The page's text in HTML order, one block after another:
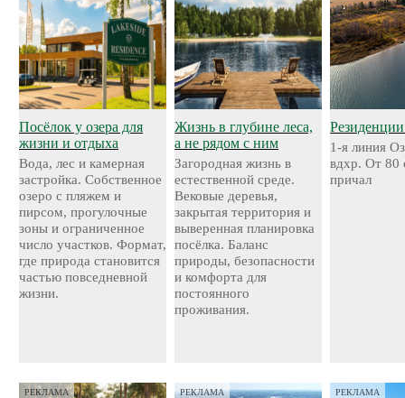
Посёлок у озера для
жизни и отдыха
Вода, лес и камерная
застройка. Собственное
озеро с пляжем и
пирсом, прогулочные
зоны и ограниченное
число участков. Формат,
где природа становится
частью повседневной
жизни.
Жизнь в глубине леса,
а не рядом с ним
Загородная жизнь в
естественной среде.
Вековые деревья,
закрытая территория и
выверенная планировка
посёлка. Баланс
природы, безопасности
и комфорта для
постоянного
проживания.
1-я линия
вдхр. От 80
причал
РЕКЛАМА РЕКЛАМА РЕКЛАМА